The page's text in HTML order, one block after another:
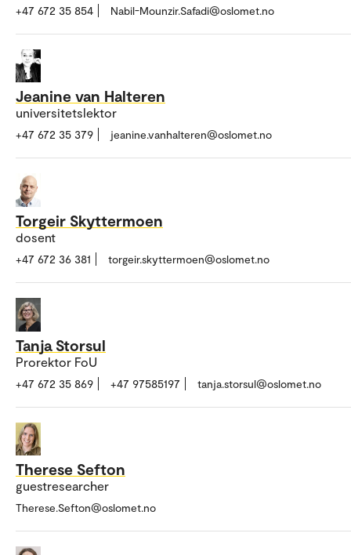
+47 672 35 854 Nabil-Mounzir.Safadi@oslomet.no
Jeanine van Halteren
universitetslektor
+47 672 35 379 jeanine.vanhalteren@oslomet.no
Torgeir Skyttermoen
dosent
+47 672 36 381 torgeir.skyttermoen@oslomet.no
Tanja Storsul
Prorektor FoU
+47 672 35 869 +47 97585197 tanja.storsul@oslomet.no
Therese Sefton
guestresearcher
Therese.Sefton@oslomet.no